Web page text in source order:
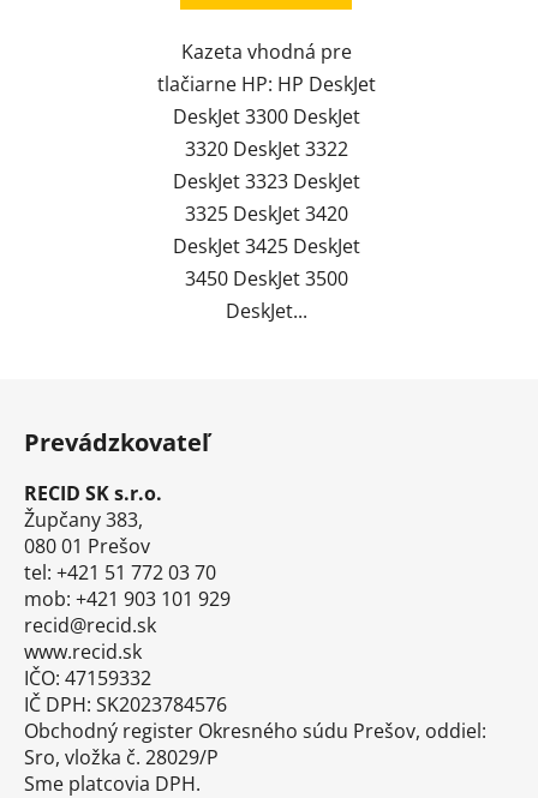
Kazeta vhodná pre
tlačiarne HP: HP DeskJet
DeskJet 3300 DeskJet
3320 DeskJet 3322
DeskJet 3323 DeskJet
3325 DeskJet 3420
DeskJet 3425 DeskJet
3450 DeskJet 3500
DeskJet...
Prevádzkovateľ
RECID SK s.r.o.
Župčany 383,
080 01 Prešov
tel: +421 51 772 03 70
mob: +421 903 101 929
recid@recid.sk
www.recid.sk
IČO: 47159332
IČ DPH: SK2023784576
Obchodný register Okresného súdu Prešov, oddiel:
Sro, vložka č. 28029/P
Sme platcovia DPH.